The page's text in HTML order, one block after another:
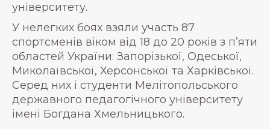
університету.
У нелегких боях взяли участь 87
спортсменів віком від 18 до 20 років з п’яти
областей України: Запорізької, Одеської,
Миколаївської, Херсонської та Харківської.
Серед них і студенти Мелітопольського
державного педагогічного університету
імені Богдана Хмельницького.